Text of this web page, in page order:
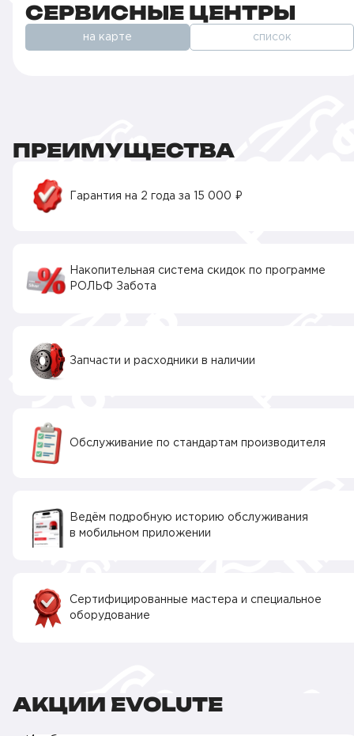
СЕРВИСНЫЕ ЦЕНТРЫ
на карте список
ПРЕИМУЩЕСТВА
Гарантия на 2 года за 15 000 ₽
Накопительная система скидок по программе
РОЛЬФ Забота
Запчасти и расходники в наличии
Обслуживание по стандартам производителя
Ведём подробную историю обслуживания
в мобильном приложении
Сертифицированные мастера и специальное
оборудование
АКЦИИ EVOLUTE